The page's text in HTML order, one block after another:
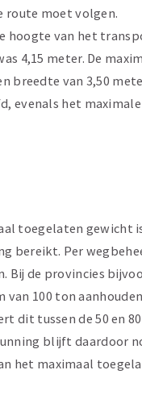
route moet volgen.
hoogte van het
4,15 meter. De
breedte van 3,50
evenals het
toegelaten gewicht
bereikt. Per
Bij de provincies
van 100 ton
dit tussen de 50 en
blijft daardoor
het maximaal